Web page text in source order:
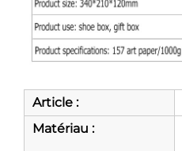
Article :
Matériau :